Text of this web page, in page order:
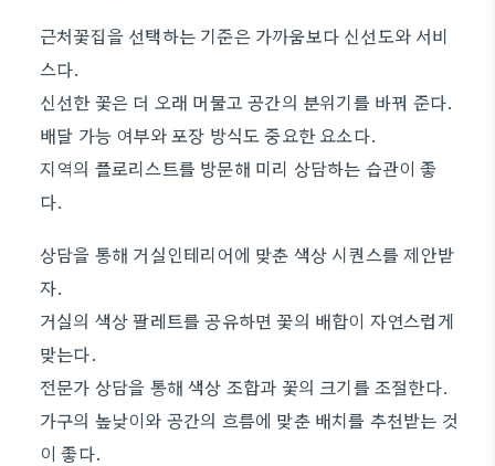
근처꽃집을 선택하는 기준은 가까움보다 신선도와 서비
스다.
신선한 꽃은 더 오래 머물고 공간의 분위기를 바꿔 준다.
배달 가능 여부와 포장 방식도 중요한 요소다.
지역의 플로리스트를 방문해 미리 상담하는 습관이 좋
다.
상담을 통해 거실인테리어에 맞춘 색상 시퀀스를 제안받
자.
거실의 색상 팔레트를 공유하면 꽃의 배합이 자연스럽게
맞는다.
전문가 상담을 통해 색상 조합과 꽃의 크기를 조절한다.
가구의 높낮이와 공간의 흐름에 맞춘 배치를 추천받는 것
이 좋다.